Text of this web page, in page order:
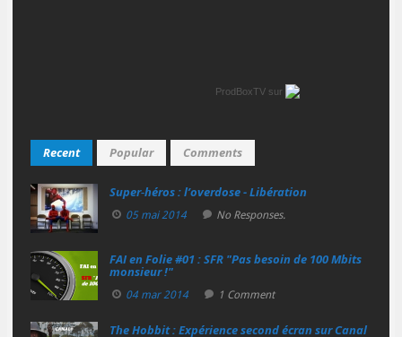
ProdBoxTV sur
Recent Popular Comments
Super‑héros : l’overdose - Libération
05 mai 2014 No Responses.
FAI en Folie #01 : SFR "Pas besoin de 100 Mbits
monsieur !"
04 mar 2014 1 Comment
The Hobbit : Expérience second écran sur Canal